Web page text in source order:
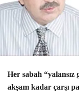
Her sabah “yalansız
akşam kadar çarşı